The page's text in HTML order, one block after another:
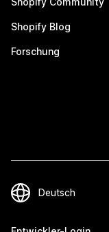
Shopify Blog
Forschung